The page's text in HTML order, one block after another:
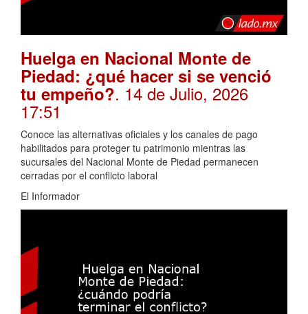
Huelga en Nacional Monte de
Piedad: ¿qué hacer si se venció
tu empeño?. 14 de Julio, 2026
17:51
Conoce las alternativas oficiales y los canales de pago
habilitados para proteger tu patrimonio mientras las
sucursales del Nacional Monte de Piedad permanecen
cerradas por el conflicto laboral
El Informador